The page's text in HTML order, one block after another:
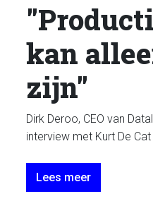
kan
zijn"
Dirk Deroo, CEO van
interview met Kurt De
Lees meer